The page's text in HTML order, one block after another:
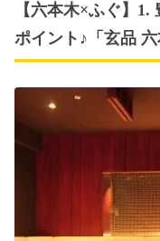
【六本木×ふぐ】
ポイント♪「玄品 六